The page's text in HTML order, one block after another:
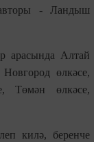
- Ландыш
арасында Алтай
өлкәсе,
Төмән өлкәсе,
килә, беренче